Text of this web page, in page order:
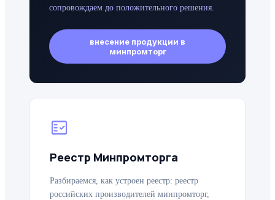
сопровождаем до положительного решения.
внесение продукции в
минпромторг
fact_check
Реестр Минпромторга
Разбираемся, как устроен реестр: реестр
российских производителей минпромторг,